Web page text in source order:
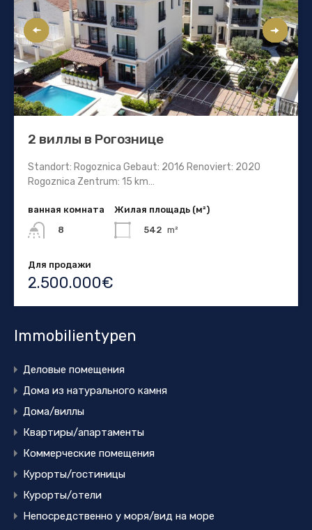
2 виллы в Рогознице
Standort: Rogoznica Gebaut: 2016 Renoviert: 2020
Rogoznica Zentrum: 15 km…
ванная комната
8
Жилая площадь (м²)
542 m²
Для продажи
2.500.000€
Immobilientypen
Деловые помещения
Дома из натурального камня
Дома/виллы
Квартиры/апартаменты
Коммерческие помещения
Курорты/гостиницы
Курорты/отели
Непосредственно у моря/вид на море